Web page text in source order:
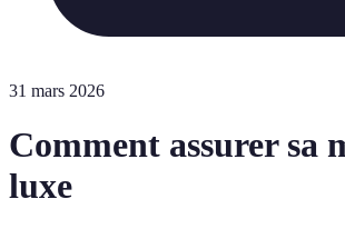
31 mars 2026
Comment assurer sa
luxe